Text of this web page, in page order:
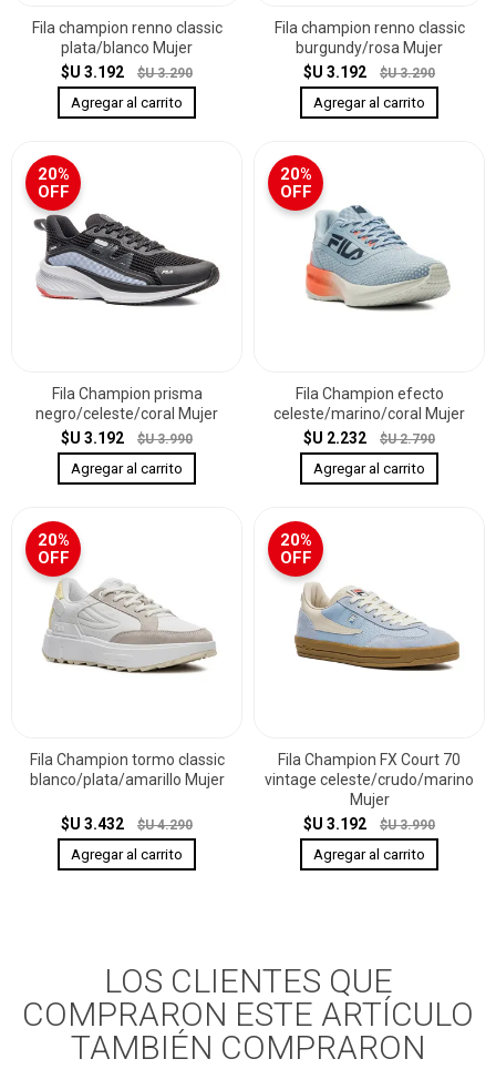
Fila champion renno classic
plata/blanco Mujer
$U 3.192
$U 3.290
Fila champion renno classic
burgundy/rosa Mujer
$U 3.192
$U 3.290
20%
OFF
Fila Champion prisma
negro/celeste/coral Mujer
$U 3.192
$U 3.990
20%
OFF
Fila Champion efecto
celeste/marino/coral Mujer
$U 2.232
$U 2.790
20%
OFF
Fila Champion tormo classic
blanco/plata/amarillo Mujer
$U 3.432 $U 4.290
20%
OFF
Fila Champion FX Court 70
vintage celeste/crudo/marino
Mujer
$U 3.192
$U 3.990
LOS CLIENTES QUE
COMPRARON ESTE ARTÍCULO
TAMBIÉN COMPRARON